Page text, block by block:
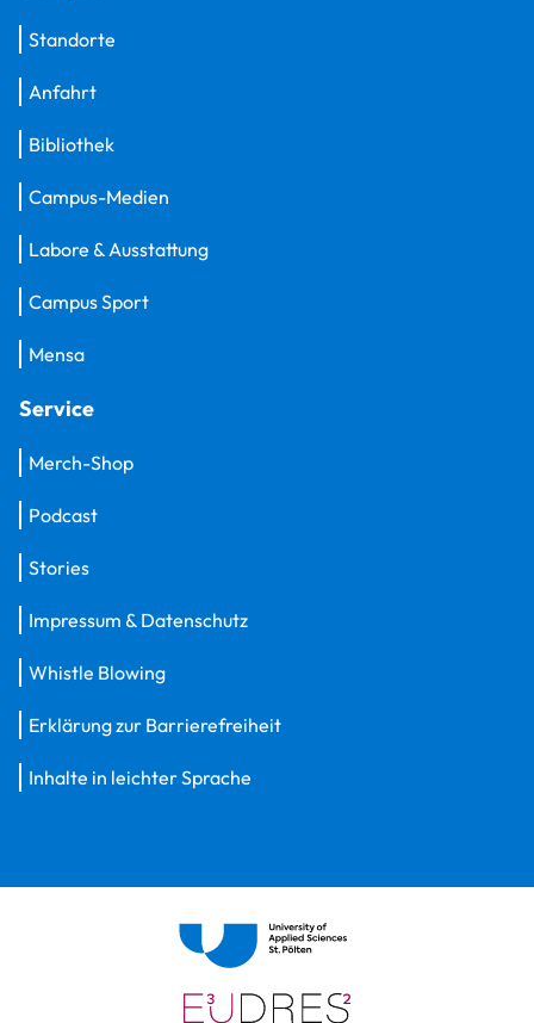
Standorte
Anfahrt
Bibliothek
Campus-Medien
Labore & Ausstattung
Campus Sport
Mensa
Service
Merch-Shop
Podcast
Stories
Impressum & Datenschutz
Whistle Blowing
Erklärung zur Barrierefreiheit
Inhalte in leichter Sprache